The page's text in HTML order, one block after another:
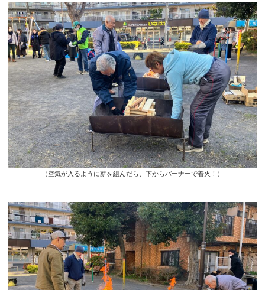
（空気が入るように薪を組んだら、下からバーナーで着火！）